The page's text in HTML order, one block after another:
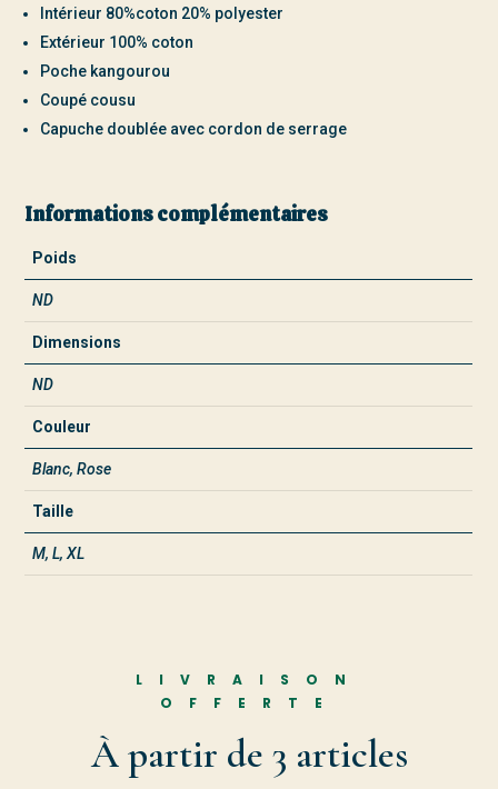
Intérieur 80%coton 20% polyester
Extérieur 100% coton
Poche kangourou
Coupé cousu
Capuche doublée avec cordon de serrage
Informations complémentaires
Poids
ND
Dimensions
ND
Couleur
Blanc, Rose
Taille
M, L, XL
LIVRAISON
OFFERTE
À partir de 3 articles